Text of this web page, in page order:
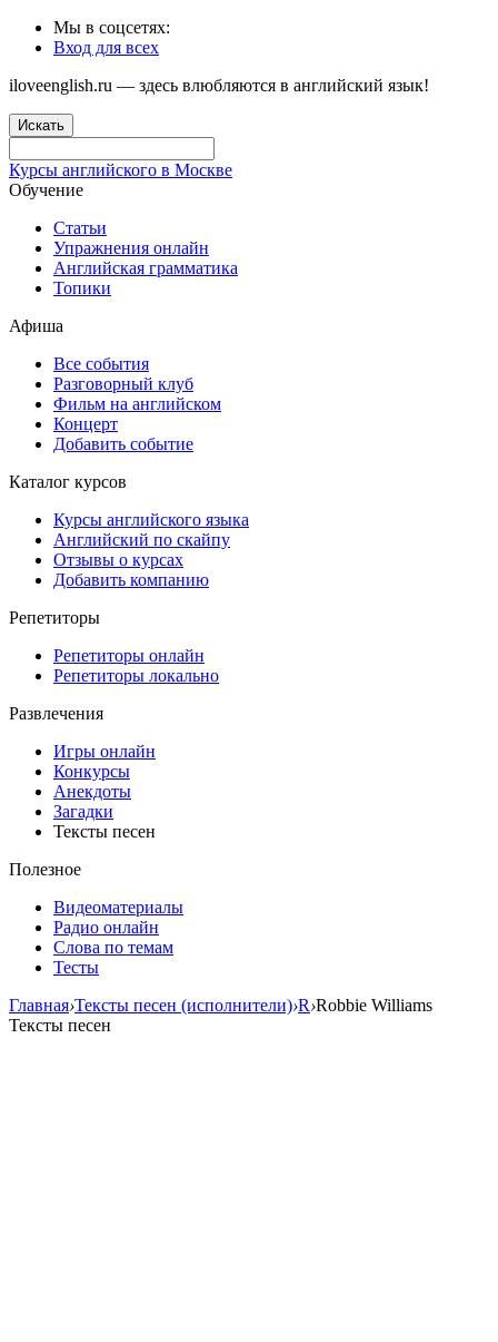
Мы в соцсетях:
Вход для всех
iloveenglish.ru — здесь влюбляются в английский язык!
Искать
Курсы английского в Москве
Обучение
Статьи
Упражнения онлайн
Английская грамматика
Топики
Афиша
Все события
Разговорный клуб
Фильм на английском
Концерт
Добавить событие
Каталог курсов
Курсы английского языка
Английский по скайпу
Отзывы о курсах
Добавить компанию
Репетиторы
Репетиторы онлайн
Репетиторы локально
Развлечения
Игры онлайн
Конкурсы
Анекдоты
Загадки
Тексты песен
Полезное
Видеоматериалы
Радио онлайн
Слова по темам
Тесты
Главная›Тексты песен (исполнители)›R›Robbie Williams
Тексты песен